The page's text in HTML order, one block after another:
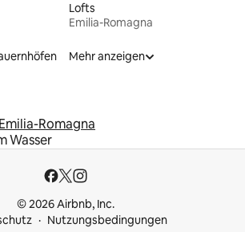
Lofts
Emilia-Romagna
Mehr anzeigen
Emilia-Romagna
Wasser
© 2026 Airbnb, Inc.
Nutzungsbedingungen